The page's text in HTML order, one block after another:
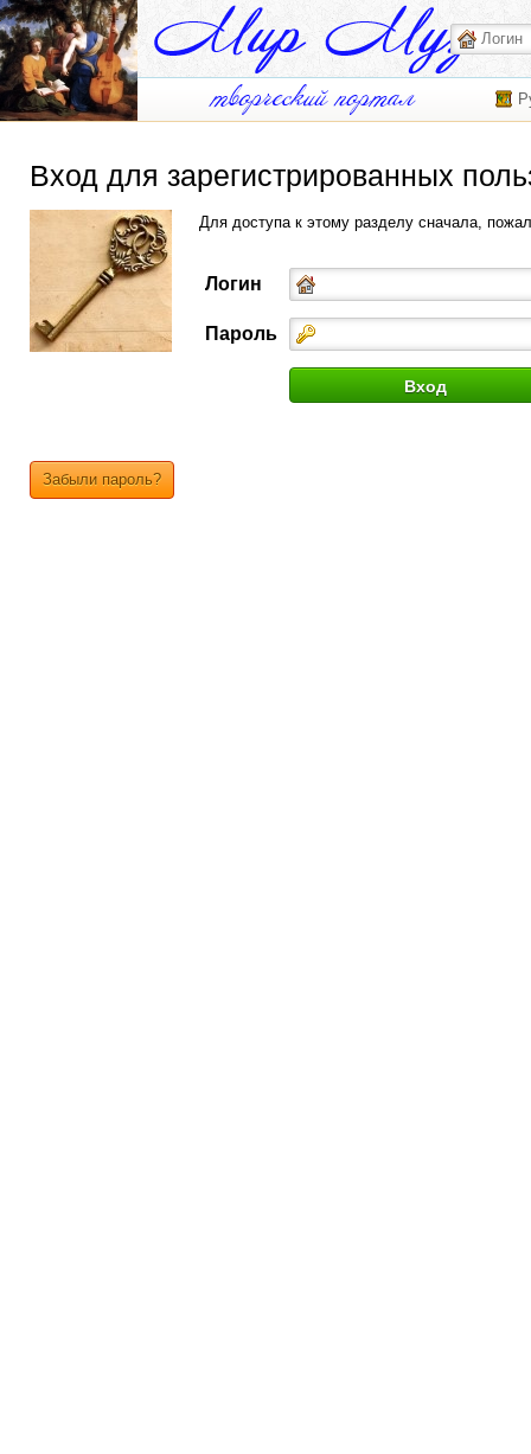
Вход для зарегистрированных
Для доступа к этому разделу сначала,
Логин
Пароль
Забыли пароль?